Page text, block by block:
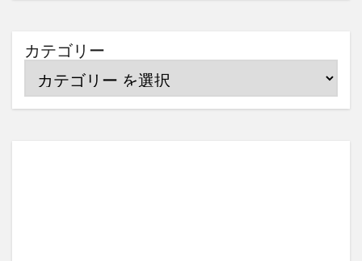
カテゴリー